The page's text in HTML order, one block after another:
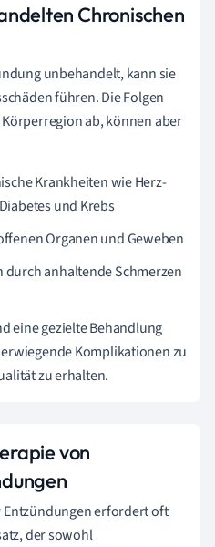
Chronischen
unbehandelt, kann sie
führen. Die Folgen
ab, können aber
Krankheiten wie Herz-
und Krebs
Organen und Geweben
anhaltende Schmerzen
eine gezielte Behandlung
Komplikationen zu
zu erhalten.
von
erfordert oft
der sowohl